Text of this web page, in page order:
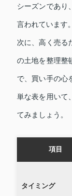
シーズンであり
言われています。
次に、高く売る
の土地を整理整
で、買い手の心
単な表を用いて
てみましょう。
項目
タイミング